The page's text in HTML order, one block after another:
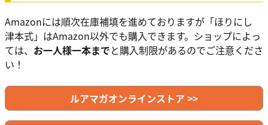
Amazonには順次在庫補填を進めておりますが「ほりにし
津本式」はAmazon以外でも購入できます。ショップによっ
ては、 お一人様一本までと購入制限があるのでご注意くださ
い！
ルアマガオンラインストア >>